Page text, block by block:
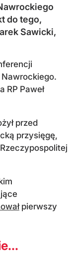
do tego,
Sawicki,
RP Paweł
przed
przysięgę,
pierwszy